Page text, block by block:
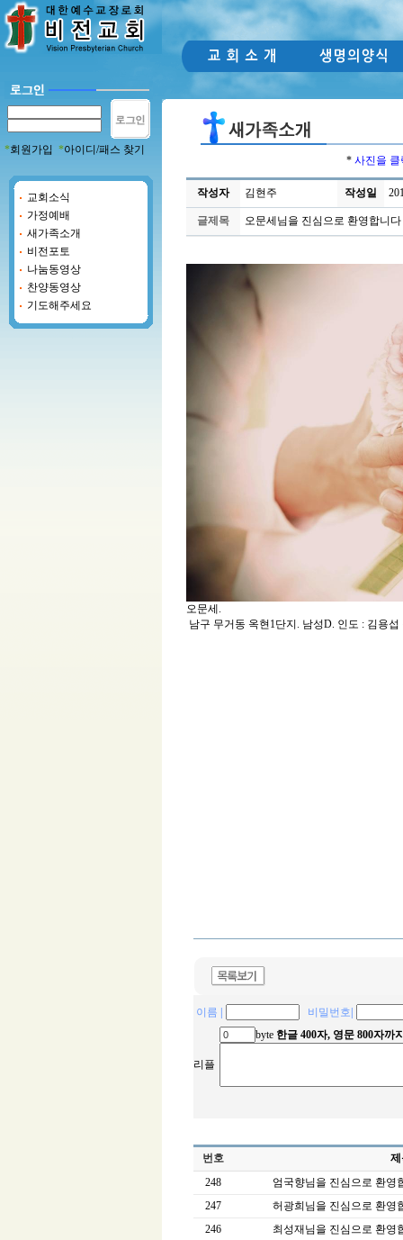
*회원가입 *아이디/패스 찾기
교회소식
가정예배
새가족소개
비전포토
나눔동영상
찬양동영상
기도해주세요
* 사진을 클
작성자 김현주 작성일
글제목 오문세님을 진심으로 환영합니다
오문세.
남구 무거동 옥현1단지. 남성D. 인도 : 김용섭
이름 비밀번호
byte 한글 400자, 영문 800자까
리플
번호
248
엄국향님을 진심으로 환영
247
허광희님을 진심으로 환영
246
최성재님을 진심으로 환영